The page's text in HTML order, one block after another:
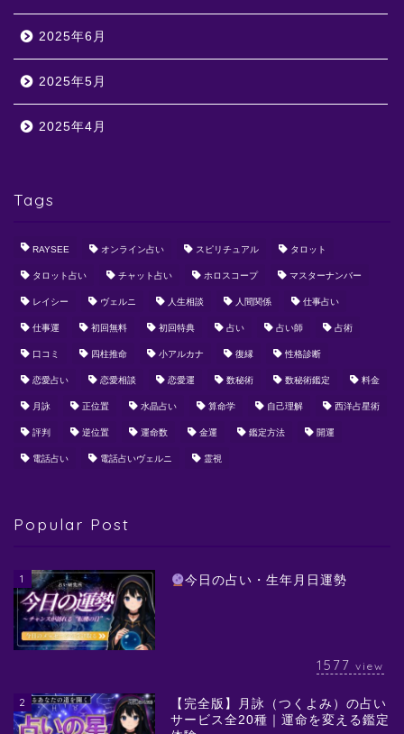
2025年6月
2025年5月
2025年4月
Tags
RAYSEE オンライン占い スピリチュアル タロット
タロット占い チャット占い ホロスコープ マスターナンバー
レイシー ヴェルニ 人生相談 人間関係 仕事占い
仕事運 初回無料 初回特典 占い 占い師 占術
口コミ 四柱推命 小アルカナ 復縁 性格診断
恋愛占い 恋愛相談 恋愛運 数秘術 数秘術鑑定 料金
月詠 正位置 水晶占い 算命学 自己理解 西洋占星術
評判 逆位置 運命数 金運 鑑定方法 開運
電話占い 電話占いヴェルニ 霊視
Popular Post
1 今日の占い・生年月日運勢
1577 view
2
【完全版】月詠（つくよみ）の占い
サービス全20種｜運命を変える鑑定